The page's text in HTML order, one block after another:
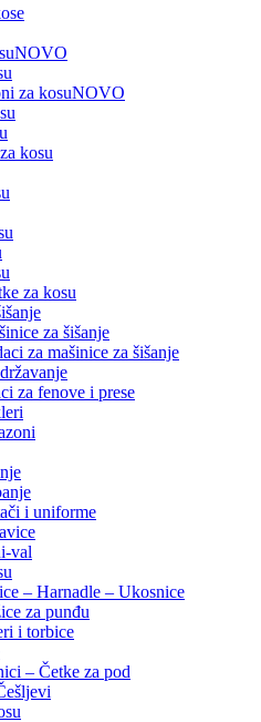
NOVO
za kosuNOVO
kosu
za kosu
za šišanje
za mašinice za šišanje
za fenove i prese
i uniforme
val
– Harnadle – Ukosnice
za punđu
i torbice
– Četke za pod